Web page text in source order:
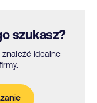
szukasz?
znaleźć idealne